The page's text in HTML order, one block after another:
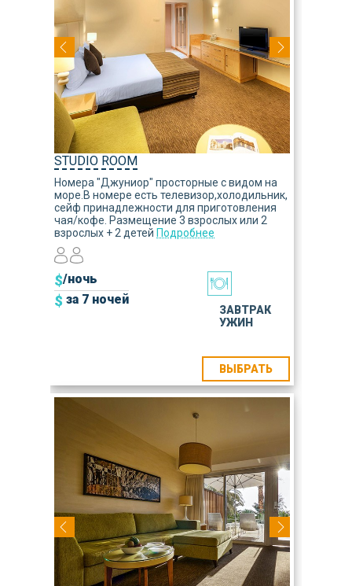
STUDIO ROOM
Номера "Джуниор" просторные с видом на
море.В номере есть телевизор,холодильник,
сейф принадлежности для приготовления
чая/кофе. Размещение 3 взрослых или 2
взрослых + 2 детей Подробнее
$/ночь
$ за 7 ночей
ЗАВТРАК
УЖИН
ВЫБРАТЬ